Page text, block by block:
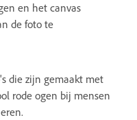
en het canvas
de foto te
die zijn gemaakt met
rode ogen bij mensen